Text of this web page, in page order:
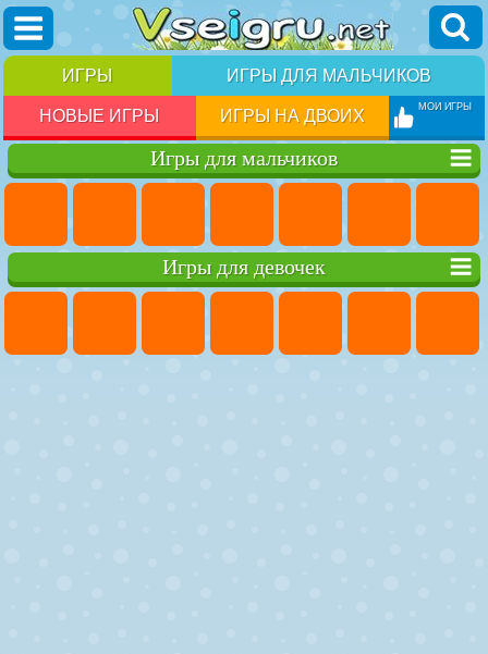
ИГРЫ ИГРЫ ДЛЯ МАЛЬЧИКОВ
НОВЫЕ ИГРЫ ИГРЫ НА ДВОИХ МОИ ИГРЫ
Игры для мальчиков
Игры для девочек